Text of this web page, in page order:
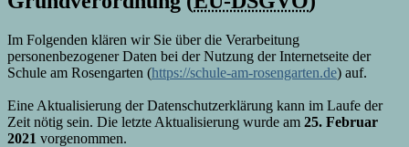
Im Folgenden klären wir Sie über die Verarbeitung
personenbezogener Daten bei der Nutzung der Internetseite der
Schule am Rosengarten (https://schule-am-rosengarten.de) auf.
Eine Aktualisierung der Datenschutzerklärung kann im Laufe der
Zeit nötig sein. Die letzte Aktualisierung wurde am 25. Februar
2021 vorgenommen.